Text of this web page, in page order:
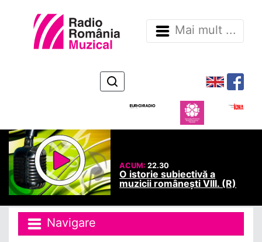
Mai mult ...
ACUM:22.30
O istorie subiectivă a
muzicii românești VIII. (R)
Navigare